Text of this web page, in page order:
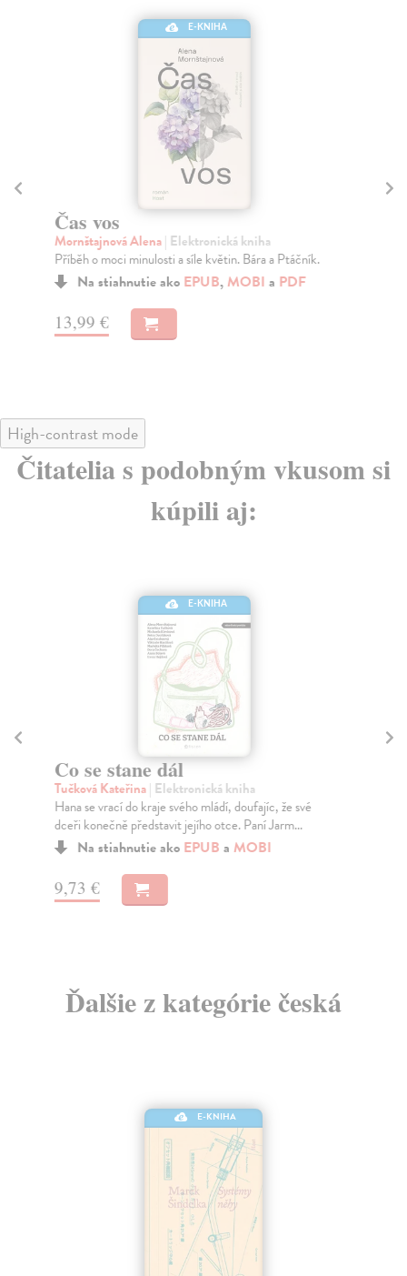
E-KNIHA
Čas vos
Mornštajnová Alena| Elektronická kniha
Příběh o moci minulosti a síle květin. Bára a Ptáčník.
Na stiahnutie ako EPUB,MOBI a PDF
13,99 €
High-contrast mode
Čitatelia s podobným vkusom si
kúpili aj:
E-KNIHA
Co se stane dál
Tučková Kateřina| Elektronická kniha
Hana se vrací do kraje svého mládí, doufajíc, že své
dceři konečně představit jejího otce. Paní Jarm...
Na stiahnutie ako EPUB a MOBI
9,73 €
Ďalšie z kategórie česká
E-KNIHA